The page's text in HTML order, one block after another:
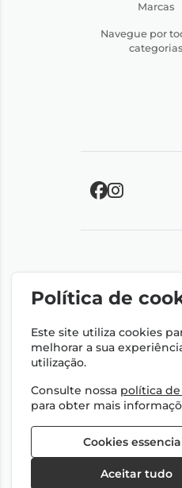
Marcas
Navegue por
categorias
Política de
Este site utiliza cookies
melhorar a sua
utilização.
Consulte nossa política
para obter mais
Cookies
Aceitar tudo